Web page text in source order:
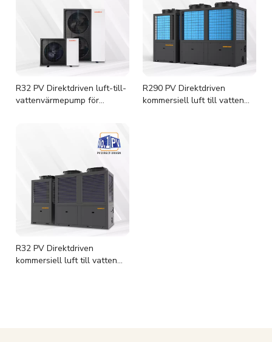
R32 PV Direktdriven luft-till-
vattenvärmepump för
R290 PV Direktdriven
kommersiell luft till vatten
R32 PV Direktdriven
kommersiell luft till vatten